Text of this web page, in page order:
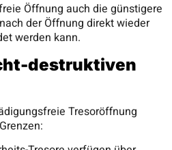
Öffnung auch die günstigere
der Öffnung direkt wieder
werden kann.
destruktiven
Tresoröffnung